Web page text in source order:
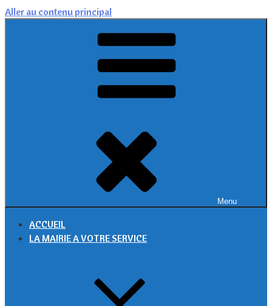
Aller au contenu principal
Menu
ACCUEIL
LA MAIRIE A VOTRE SERVICE